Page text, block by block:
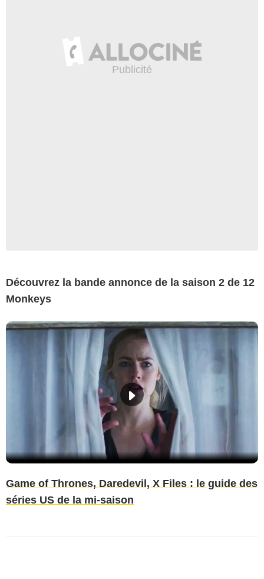
Découvrez la bande annonce de la saison 2 de 12
Monkeys
Game of Thrones, Daredevil, X Files : le guide des
séries US de la mi-saison